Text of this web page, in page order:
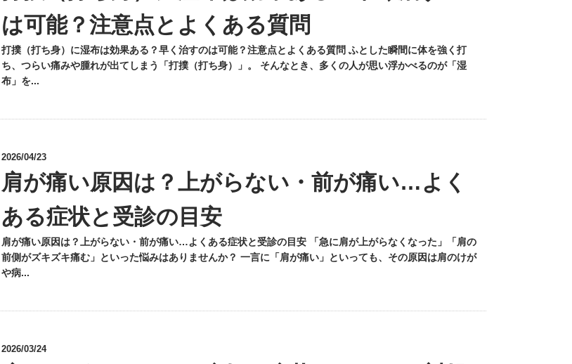
は可能？注意点とよくある質問
打撲（打ち身）に湿布は効果ある？早く治すのは可能？注意点とよくある質問 ふとした瞬間に体を強く打
ち、つらい痛みや腫れが出てしまう「打撲（打ち身）」。 そんなとき、多くの人が思い浮かべるのが「湿
布」を...
2026/04/23
肩が痛い原因は？上がらない・前が痛い…よく
ある症状と受診の目安
肩が痛い原因は？上がらない・前が痛い…よくある症状と受診の目安 「急に肩が上がらなくなった」「肩の
前側がズキズキ痛む」といった悩みはありませんか？ 一言に「肩が痛い」といっても、その原因は肩のけが
や病...
2026/03/24